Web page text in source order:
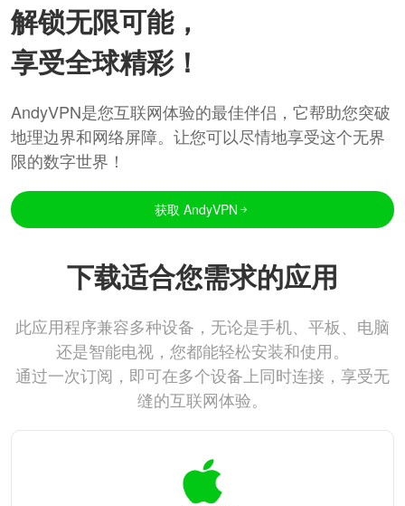
解锁无限可能，
享受全球精彩！
AndyVPN是您互联网体验的最佳伴侣，它帮助您突破
地理边界和网络屏障。让您可以尽情地享受这个无界
限的数字世界！
获取 AndyVPN
下载适合您需求的应用
此应用程序兼容多种设备，无论是手机、平板、电脑
还是智能电视，您都能轻松安装和使用。
通过一次订阅，即可在多个设备上同时连接，享受无
缝的互联网体验。